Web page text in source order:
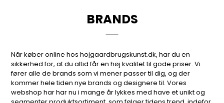
BRANDS
Når køber online hos hojgaardbrugskunst.dk, har du en
sikkerhed for, at du altid får en høj kvalitet til gode priser. Vi
fører alle de brands som vi mener passer til dig, og der
kommer hele tiden nye brands og designere til. Vores
webshop har har nu i mange år lykkes med have et unikt og